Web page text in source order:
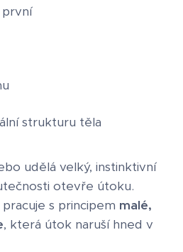
první
strukturu těla
udělá velký, instinktivní
otevře útoku.
s principem malé,
, která útok naruší hned v